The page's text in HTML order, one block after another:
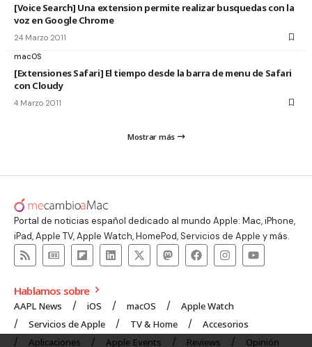
[Voice Search] Una extension permite realizar busquedas con la
voz en Google Chrome
24 Marzo 2011
macOS
[Extensiones Safari] El tiempo desde la barra de menu de Safari
con Cloudy
4 Marzo 2011
Mostrar más
Portal de noticias español dedicado al mundo Apple: Mac, iPhone,
iPad, Apple TV, Apple Watch, HomePod, Servicios de Apple y más.
Hablamos sobre
AAPL News iOS macOS
Apple Watch
Servicios de Apple
TV & Home
Accesorios
Aplicaciones
Apple Events Reviews Opinión